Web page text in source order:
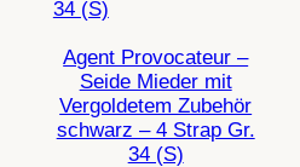
Agent Provocateur –
Seide Mieder mit
Vergoldetem Zubehör
schwarz – 4 Strap Gr.
34 (S)